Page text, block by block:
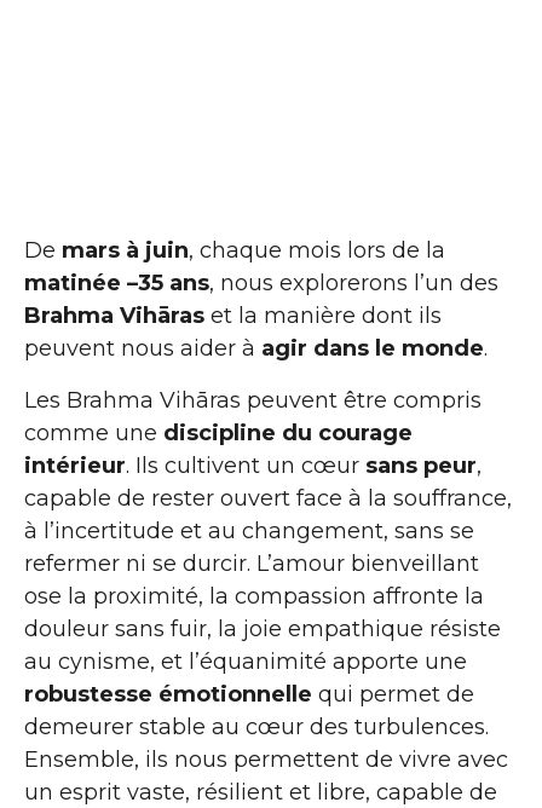
De mars à juin, chaque mois lors de la
matinée –35 ans, nous explorerons l’un des
Brahma Vihāras et la manière dont ils
peuvent nous aider à agir dans le monde.
Les Brahma Vihāras peuvent être compris
comme une discipline du courage
intérieur. Ils cultivent un cœur sans peur,
capable de rester ouvert face à la souffrance,
à l’incertitude et au changement, sans se
refermer ni se durcir. L’amour bienveillant
ose la proximité, la compassion affronte la
douleur sans fuir, la joie empathique résiste
au cynisme, et l’équanimité apporte une
robustesse émotionnelle qui permet de
demeurer stable au cœur des turbulences.
Ensemble, ils nous permettent de vivre avec
un esprit vaste, résilient et libre, capable de